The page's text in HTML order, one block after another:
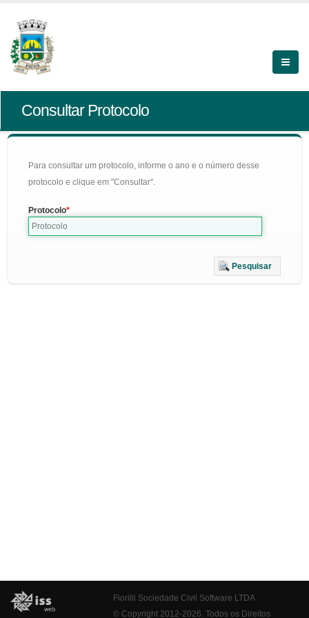
Consultar Protocolo
Para consultar um protocolo, informe o ano e o número desse
protocolo e clique em "Consultar".
Protocolo
Pesquisar
Fiorilli Sociedade Civil Software LTDA
© Copyright 2012-2026. Todos os Direitos